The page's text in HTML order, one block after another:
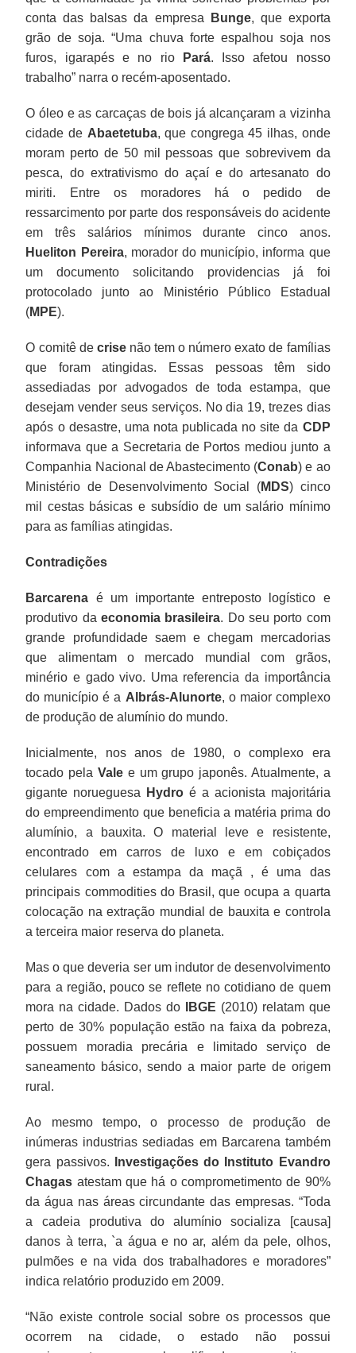
conta das balsas da empresa
Bunge, que exporta
grão de soja. “Uma chuva forte espalhou soja nos
furos, igarapés e no rio
Pará. Isso afetou nosso
trabalho” narra o recém-aposentado.
O óleo e as carcaças de bois já alcançaram a vizinha
cidade de Abaetetuba, que congrega 45 ilhas, onde
moram perto de 50 mil pessoas que sobrevivem da
pesca, do extrativismo do açaí e do artesanato do
miriti. Entre os moradores há o pedido de
ressarcimento por parte dos responsáveis do acidente
em três salários mínimos durante cinco anos.
Hueliton Pereira, morador do município, informa que
um documento solicitando providencias já foi
protocolado junto ao Ministério Público Estadual
(MPE).
O comitê de crisenão tem o número exato de famílias
que foram atingidas. Essas pessoas têm sido
assediadas por advogados de toda estampa, que
desejam vender seus serviços. No dia 19, trezes dias
após o desastre, uma nota publicada no site da CDP
informava que a Secretaria de Portos mediou junto a
Companhia Nacional de Abastecimento (Conab) e ao
Ministério de Desenvolvimento Social (MDS) cinco
mil cestas básicas e subsídio de um salário mínimo
para as famílias atingidas.
Contradições
Barcarena é um importante entreposto logístico e
produtivo daeconomia brasileira. Do seu porto com
grande profundidade saem e chegam mercadorias
que alimentam o mercado mundial com grãos,
minério e gado vivo. Uma referencia da importância
do município é a Albrás-Alunorte, o maior complexo
de produção de alumínio do mundo.
Inicialmente, nos anos de 1980, o complexo era
tocado pela Valee um grupo japonês. Atualmente, a
gigante norueguesa
Hydro é a acionista majoritária
do empreendimento que beneficia a matéria prima do
alumínio, a bauxita. O material leve e resistente,
encontrado em carros de luxo e em cobiçados
celulares com a estampa da maçã , é uma das
principais commodities do Brasil, que ocupa a quarta
colocação na extração mundial de bauxita e controla
a terceira maior reserva do planeta.
Mas o que deveria ser um indutor de desenvolvimento
para a região, pouco se reflete no cotidiano de quem
mora na cidade. Dados do
IBGE (2010) relatam que
perto de 30% população estão na faixa da pobreza,
possuem moradia precária e limitado serviço de
saneamento básico, sendo a maior parte de origem
rural.
Ao mesmo tempo, o processo de produção de
inúmeras industrias sediadas em Barcarena também
gera passivos.
Investigações do Instituto Evandro
Chagas atestam que há o comprometimento de 90%
da água nas áreas circundante das empresas. “Toda
a cadeia produtiva do alumínio socializa [causa]
danos à terra, `a água e no ar, além da pele, olhos,
pulmões e na vida dos trabalhadores e moradores”
indica relatório produzido em 2009.
“Não existe controle social sobre os processos que
ocorrem na cidade, o estado não possui